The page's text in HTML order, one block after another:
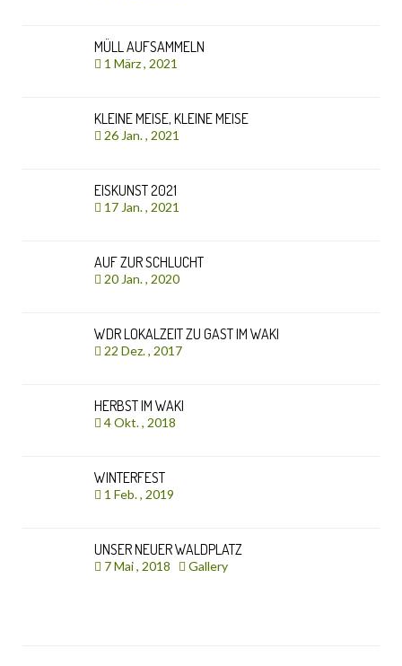
MÜLL AUFSAMMELN
1 März , 2021
KLEINE MEISE, KLEINE MEISE
26 Jan. , 2021
EISKUNST 2021
17 Jan. , 2021
AUF ZUR SCHLUCHT
20 Jan. , 2020
WDR LOKALZEIT ZU GAST IM WAKI
22 Dez. , 2017
HERBST IM WAKI
4 Okt. , 2018
WINTERFEST
1 Feb. , 2019
UNSER NEUER WALDPLATZ
7 Mai , 2018 Gallery